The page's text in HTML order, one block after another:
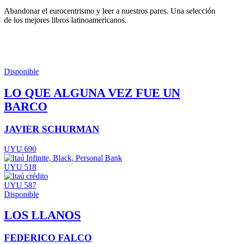
Abandonar el eurocentrismo y leer a nuestros pares. Una selección
de los mejores libros latinoamericanos.
Disponible
LO QUE ALGUNA VEZ FUE UN
BARCO
JAVIER SCHURMAN
UYU 690
UYU 518
UYU 587
Disponible
LOS LLANOS
FEDERICO FALCO